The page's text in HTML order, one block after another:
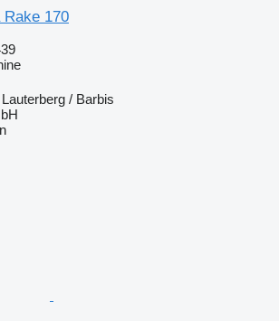
Rake 170
/ Barbis